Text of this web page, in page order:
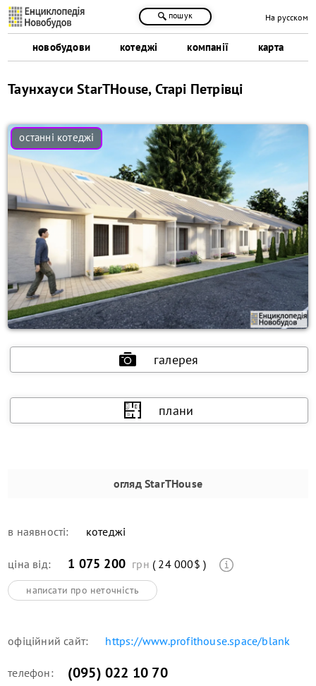
новобудови котеджі компанії карта
пошук На русском
Таунхауси StarTHouse, Старі Петрівці
галерея
плани
оглядStarTHouse
в наявності: котеджі
ціна від: 1 075 200 грн ( 24 000$ )
написати про неточність
офіційний сайт: https://www.profithouse.space/blank
телефон: (095) 022 10 70